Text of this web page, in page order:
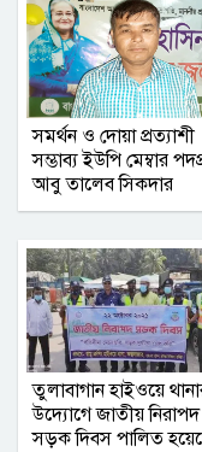
সমর্থন ও দোয়া প্রত্যাশী
সম্ভাব্য ইউপি মেম্বার
আবু তালেব সিকদার
তুলাবাগান হাইওয়ে
উদ্যোগে জাতীয় নিরাপদ
সড়ক দিবস পালিত